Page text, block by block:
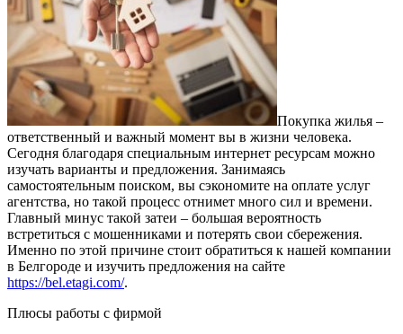
Покупка жилья –
ответственный и важный момент вы в жизни человека.
Сегодня благодаря специальным интернет ресурсам можно
изучать варианты и предложения. Занимаясь
самостоятельным поиском, вы сэкономите на оплате услуг
агентства, но такой процесс отнимет много сил и времени.
Главный минус такой затеи – большая вероятность
встретиться с мошенниками и потерять свои сбережения.
Именно по этой причине стоит обратиться к нашей компании
в Белгороде и изучить предложения на сайте
https://bel.etagi.com/.
Плюсы работы с фирмой